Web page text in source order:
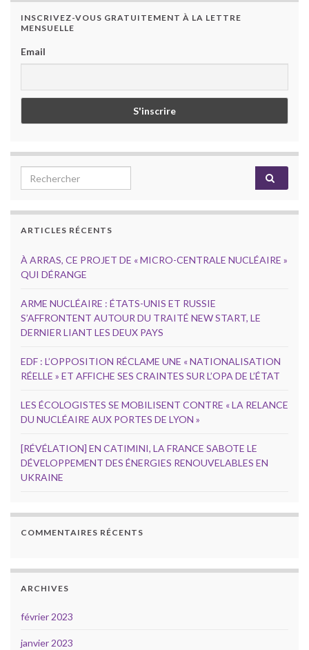
INSCRIVEZ-VOUS GRATUITEMENT À LA LETTRE
MENSUELLE
Email
Search for:
ARTICLES RÉCENTS
À ARRAS, CE PROJET DE « MICRO-CENTRALE NUCLÉAIRE »
QUI DÉRANGE
ARME NUCLÉAIRE : ÉTATS-UNIS ET RUSSIE
S’AFFRONTENT AUTOUR DU TRAITÉ NEW START, LE
DERNIER LIANT LES DEUX PAYS
EDF : L’OPPOSITION RÉCLAME UNE « NATIONALISATION
RÉELLE » ET AFFICHE SES CRAINTES SUR L’OPA DE L’ÉTAT
LES ÉCOLOGISTES SE MOBILISENT CONTRE « LA RELANCE
DU NUCLÉAIRE AUX PORTES DE LYON »
[RÉVÉLATION] EN CATIMINI, LA FRANCE SABOTE LE
DÉVELOPPEMENT DES ÉNERGIES RENOUVELABLES EN
UKRAINE
COMMENTAIRES RÉCENTS
ARCHIVES
février 2023
janvier 2023